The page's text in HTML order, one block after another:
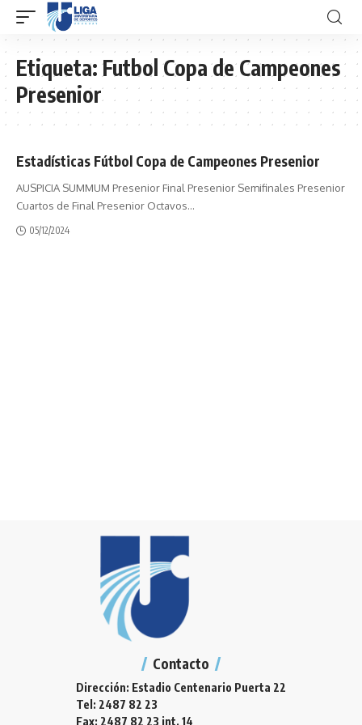
Etiqueta:Futbol Copa de Campeones
Presenior
Estadísticas Fútbol Copa de Campeones Presenior
AUSPICIA SUMMUM Presenior Final Presenior Semifinales Presenior
Cuartos de Final Presenior Octavos…
05/12/2024
Contacto
Dirección: Estadio Centenario Puerta 22
Tel: 2487 82 23
Fax: 2487 82 23 int. 14